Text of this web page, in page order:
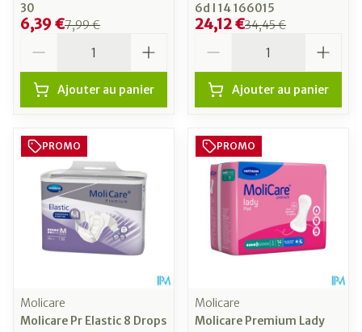
30
7,99 €
6,39 €
Ajouter au panier
6d l 14 166015
34,45 €
24,12 €
Ajouter au panier
PROMO
Molicare
Molicare Pr Elastic 8 Drops
PROMO
Molicare
Molicare Premium Lady